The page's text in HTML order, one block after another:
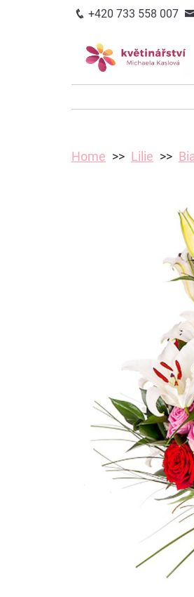
+420 733 558 007
Home Lilie